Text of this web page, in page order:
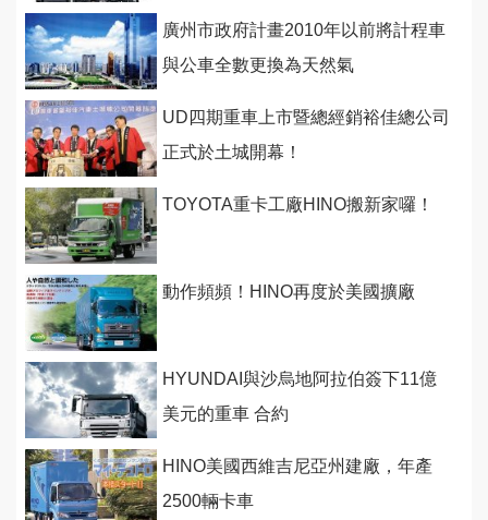
廣州市政府計畫2010年以前將計程車
與公車全數更換為天然氣
UD四期重車上市暨總經銷裕佳總公司
正式於土城開幕！
TOYOTA重卡工廠HINO搬新家囉！
動作頻頻！HINO再度於美國擴廠
HYUNDAI與沙烏地阿拉伯簽下11億
美元的重車 合約
HINO美國西維吉尼亞州建廠，年產
2500輛卡車